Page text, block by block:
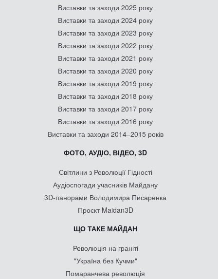
Виставки та заходи 2025 року
Виставки та заходи 2024 року
Виставки та заходи 2023 року
Виставки та заходи 2022 року
Виставки та заходи 2021 року
Виставки та заходи 2020 року
Виставки та заходи 2019 року
Виставки та заходи 2018 року
Виставки та заходи 2017 року
Виставки та заходи 2016 року
Виставки та заходи 2014–2015 років
ФОТО, АУДІО, ВІДЕО, 3D
Світлини з Революції Гідності
Аудіоспогади учасників Майдану
3D-панорами Володимира Писаренка
Проєкт Maidan3D
ЩО ТАКЕ МАЙДАН
Революція на граніті
"Україна без Кучми"
Помаранчева революція